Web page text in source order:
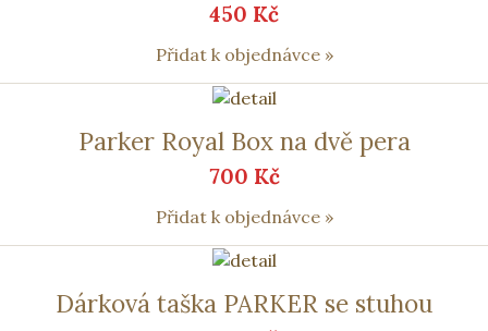
450 Kč
Přidat k objednávce »
Parker Royal Box na dvě pera
700 Kč
Přidat k objednávce »
Dárková taška PARKER se stuhou